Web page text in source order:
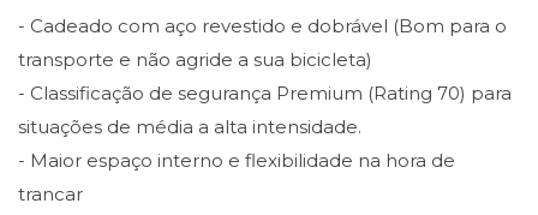
- Cadeado com aço revestido e dobrável (Bom para o
transporte e não agride a sua bicicleta)
- Classificação de segurança Premium (Rating 70) para
situações de média a alta intensidade.
- Maior espaço interno e flexibilidade na hora de
trancar